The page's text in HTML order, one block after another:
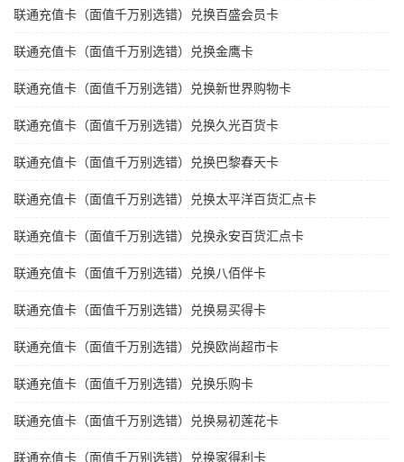
联通充值卡（面值千万别选错）兑换百盛会员卡
联通充值卡（面值千万别选错）兑换金鹰卡
联通充值卡（面值千万别选错）兑换新世界购物卡
联通充值卡（面值千万别选错）兑换久光百货卡
联通充值卡（面值千万别选错）兑换巴黎春天卡
联通充值卡（面值千万别选错）兑换太平洋百货汇点卡
联通充值卡（面值千万别选错）兑换永安百货汇点卡
联通充值卡（面值千万别选错）兑换八佰伴卡
联通充值卡（面值千万别选错）兑换易买得卡
联通充值卡（面值千万别选错）兑换欧尚超市卡
联通充值卡（面值千万别选错）兑换乐购卡
联通充值卡（面值千万别选错）兑换易初莲花卡
联通充值卡（面值千万别选错）兑换家得利卡